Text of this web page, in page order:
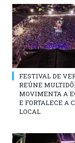
FESTIVAL DE
REÚNE
MOVIMENTA A
E FORTALECE A
LOCAL